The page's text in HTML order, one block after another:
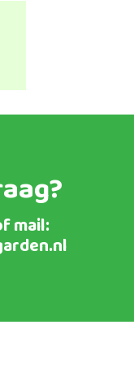
mail: